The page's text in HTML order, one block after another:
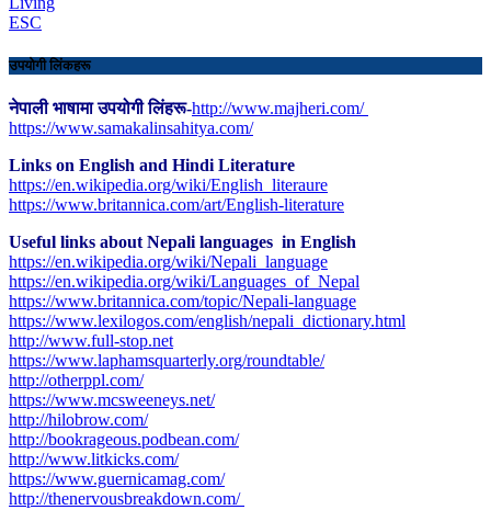
ESC
उपयोगी लिंकहरू
नेपाली भाषामा उपयोगी लिंहरू-http://www.majheri.com/
https://www.samakalinsahitya.com/
Links on English and Hindi Literature
https://en.wikipedia.org/wiki/English_literaure
https://www.britannica.com/art/English-literature
Useful links about Nepali languages in English
https://en.wikipedia.org/wiki/Nepali_language
https://en.wikipedia.org/wiki/Languages_of_Nepal
https://www.britannica.com/topic/Nepali-language
https://www.lexilogos.com/english/nepali_dictionary.html
​http://www.full-stop.net
https://www.laphamsquarterly.org/roundtable/
http://otherppl.com/
https://www.mcsweeneys.net/
http://hilobrow.com/
http://bookrageous.podbean.com/
http://www.litkicks.com/
https://www.guernicamag.com/
http://thenervousbreakdown.com/